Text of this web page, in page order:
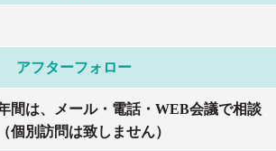
アフターフォロー
間は、メール・電話・WEB会議で相談
個別訪問は致しません）